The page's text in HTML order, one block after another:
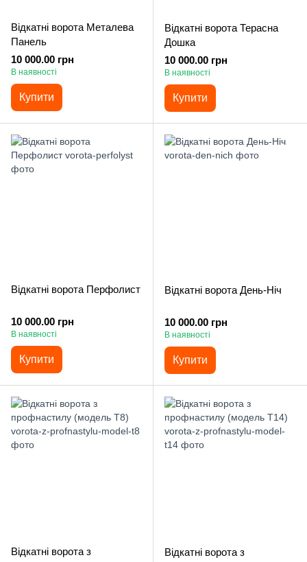
Відкатні ворота Металева
Панель
10 000.00 грн
В наявності
Купити
Відкатні ворота Терасна
Дошка
10 000.00 грн
В наявності
Купити
Відкатні ворота Перфолист
10 000.00 грн
В наявності
Купити
Відкатні ворота День-Ніч
10 000.00 грн
В наявності
Купити
Відкатні ворота з
Відкатні ворота з